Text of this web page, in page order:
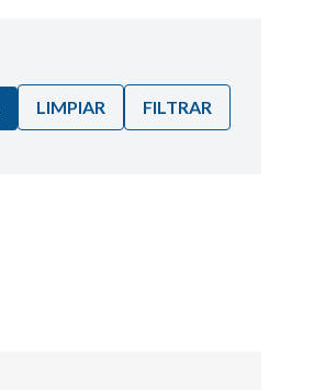
LIMPIAR FILTRAR